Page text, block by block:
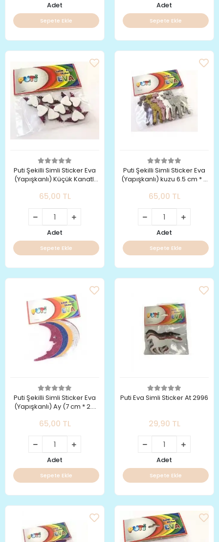
Adet
Sepete Ekle
Adet
Sepete Ekle
Puti Şekilli Simli Sticker Eva
(Yapışkanlı) Küçük Kanatlı
65,00 TL
Adet
Sepete Ekle
Puti Şekilli Simli Sticker Eva
(Yapışkanlı) kuzu 6.5 cm * 5
65,00 TL
Adet
Sepete Ekle
Puti Şekilli Simli Sticker Eva
(Yapışkanlı) Ay (7 cm * 2.5
65,00 TL
Adet
Sepete Ekle
Puti Eva Simli Sticker At 2996
29,90 TL
Adet
Sepete Ekle